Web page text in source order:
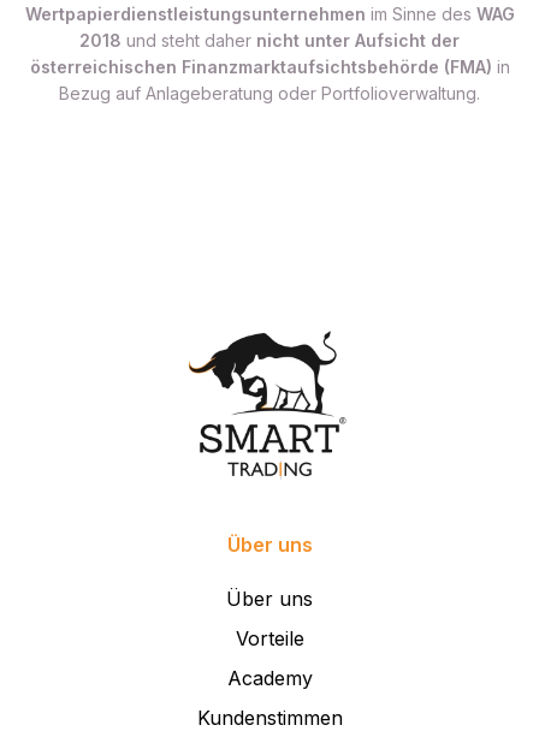
Wertpapierdienstleistungsunternehmen im Sinne des WAG
2018 und steht daher nicht unter Aufsicht der
österreichischen Finanzmarktaufsichtsbehörde (FMA) in
Bezug auf Anlageberatung oder Portfolioverwaltung.
Über uns
Über uns
Vorteile
Academy
Kundenstimmen